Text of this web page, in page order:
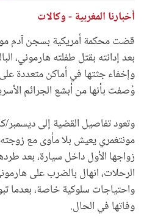
أخبارنا المغربية - وكالات
بعد إدانته بقتل طفلته هارموني،
وإخفاء جثتها في أماكن متعددة
وُصفت بأنها من أبشع الجرائم
مونتغمري يعيش بلا مأوى مع زوجته
زواجها الأول داخل سيارة، بعد
الرحلات، انهال بالضرب على
واحتياجات سلوكية خاصة، بعدما
وفاتها في الحال.